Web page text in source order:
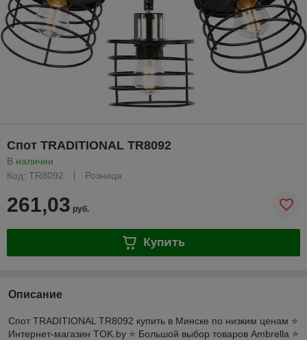
Спот TRADITIONAL TR8092
В наличии
Код: TR8092
Розница
261,03 руб.
Купить
Описание
Спот TRADITIONAL TR8092 купить в Минске по низким ценам ⭐️
Интернет-магазин TOK.by ⭐️ Большой выбор товаров Ambrella ⭐️